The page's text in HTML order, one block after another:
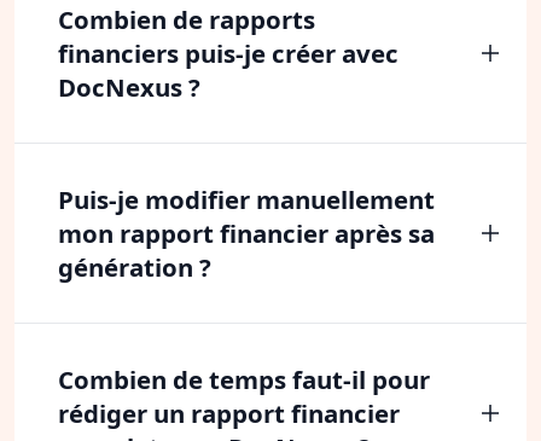
Combien de rapports
financiers puis-je créer avec
DocNexus ?
Puis-je modifier manuellement
mon rapport financier après sa
génération ?
Combien de temps faut-il pour
rédiger un rapport financier